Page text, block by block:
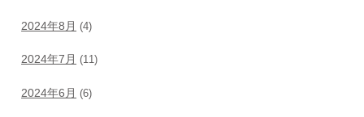
2024年8月 (4)
2024年7月 (11)
2024年6月 (6)